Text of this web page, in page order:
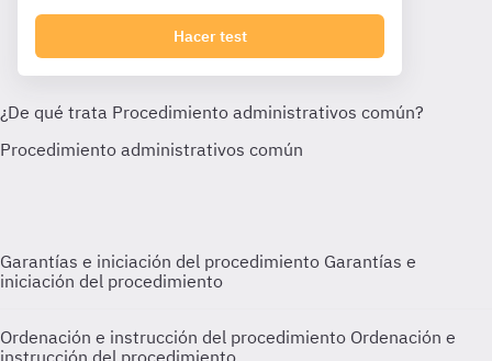
Hacer test
Garantías e iniciación del procedimiento Garantías e
iniciación del procedimiento
Ordenación e instrucción del procedimiento Ordenación e
instrucción del procedimiento